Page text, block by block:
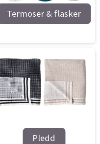
Termoser & flasker
Pledd